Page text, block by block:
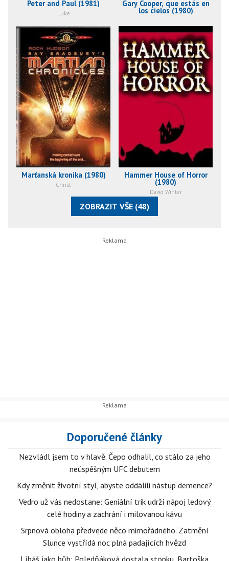
Peter and Paul (1981)
Luke
Gary Cooper, que estás en
los cielos (1980)
Marťanská kronika (1980)
Christ
Hammer House of Horror
(1980)
David Winter
ZOBRAZIT VŠE (48)
Doporučené články
Nezvládl jsem to v hlavě. Čepo odhalil, co stálo za jeho
neúspěšným UFC debutem
Kdy změnit životní styl, abyste oddálili nástup demence?
Vedro už vás nedostane: Geniální trik udrží nápoj ledový
celé hodiny a zachrání i milovanou kávu
Srpnová obloha předvede něco mimořádného. Zatmění
Slunce vystřídá noc plná padajících hvězd
Líbáš jako bůh: Poledňáková dostala stopku, Bartoška